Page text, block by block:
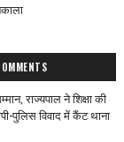
राज्यपाल ने शिक्षा की
पुलिस विवाद में कैंट थाना